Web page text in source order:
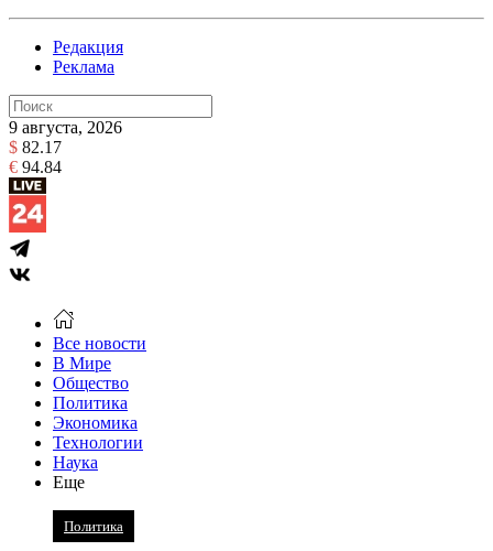
Редакция
Реклама
9 августа, 2026
$ 82.17
€ 94.84
Все новости
В Мире
Общество
Политика
Экономика
Технологии
Наука
Еще
Политика